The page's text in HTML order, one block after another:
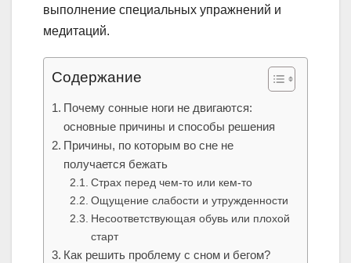
выполнение специальных упражнений и
медитаций.
Содержание
Почему сонные ноги не двигаются:
основные причины и способы решения
Причины, по которым во сне не
получается бежать
Страх перед чем-то или кем-то
Ощущение слабости и утружденности
Несоответствующая обувь или плохой
старт
Как решить проблему с сном и бегом?